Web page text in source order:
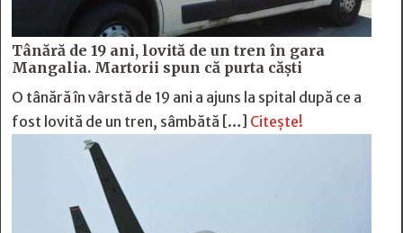
Tânără de 19 ani, lovită de un tren în gara
Mangalia. Martorii spun că purta căști
O tânără în vârstă de 19 ani a ajuns la spital după ce a
fost lovită de un tren, sâmbătă […] Citește!